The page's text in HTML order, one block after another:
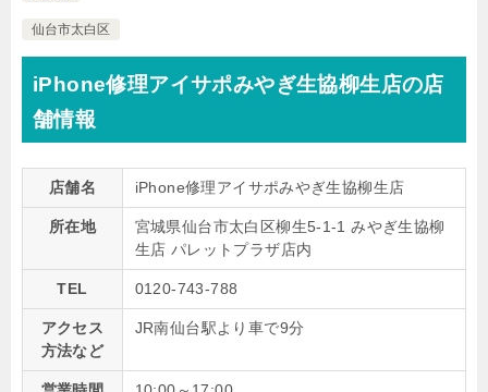
仙台市太白区
iPhone修理アイサポみやぎ生協柳生店の店
舗情報
店舗名 iPhone修理アイサポみやぎ生協柳生店
所在地
宮城県仙台市太白区柳生5-1-1 みやぎ生協柳
生店 パレットプラザ店内
TEL 0120-743-788
アクセス
方法など
JR南仙台駅より車で9分